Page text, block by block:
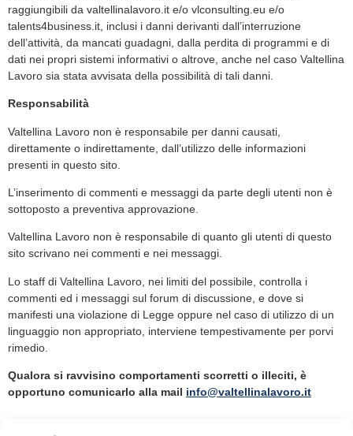
raggiungibili da valtellinalavoro.it e/o vlconsulting.eu e/o
talents4business.it, inclusi i danni derivanti dall’interruzione
dell’attività, da mancati guadagni, dalla perdita di programmi e di
dati nei propri sistemi informativi o altrove, anche nel caso Valtellina
Lavoro sia stata avvisata della possibilità di tali danni.
Responsabilità
Valtellina Lavoro non è responsabile per danni causati,
direttamente o indirettamente, dall’utilizzo delle informazioni
presenti in questo sito.
L’inserimento di commenti e messaggi da parte degli utenti non è
sottoposto a preventiva approvazione.
Valtellina Lavoro non è responsabile di quanto gli utenti di questo
sito scrivano nei commenti e nei messaggi.
Lo staff di Valtellina Lavoro, nei limiti del possibile, controlla i
commenti ed i messaggi sul forum di discussione, e dove si
manifesti una violazione di Legge oppure nel caso di utilizzo di un
linguaggio non appropriato, interviene tempestivamente per porvi
rimedio.
Qualora si ravvisino comportamenti scorretti o illeciti, è
opportuno comunicarlo alla mail info@valtellinalavoro.it